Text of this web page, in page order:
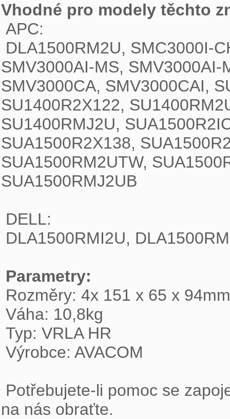
Vhodné pro modely těchto
APC:
SMV3000AI-MS,
SMV3000CA, SMV3000CAI,
SU1400R2X122,
SU1400RMJ2U,
SUA1500R2X138,
SUA1500RM2UTW,
SUA1500RMJ2UB
DELL:
DLA1500RMI2U,
Parametry:
Rozměry: 4x 151 x 65 x 94mm
Váha: 10,8kg
Typ: VRLA HR
Výrobce: AVACOM
na nás obraťte.